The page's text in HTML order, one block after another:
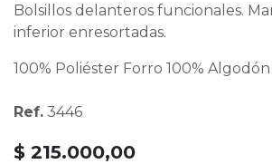
Bolsillos delanteros funcionales.
inferior enresortadas.
100% Poliéster Forro 100% Algodón
Ref. 3446
$ 215.000,00